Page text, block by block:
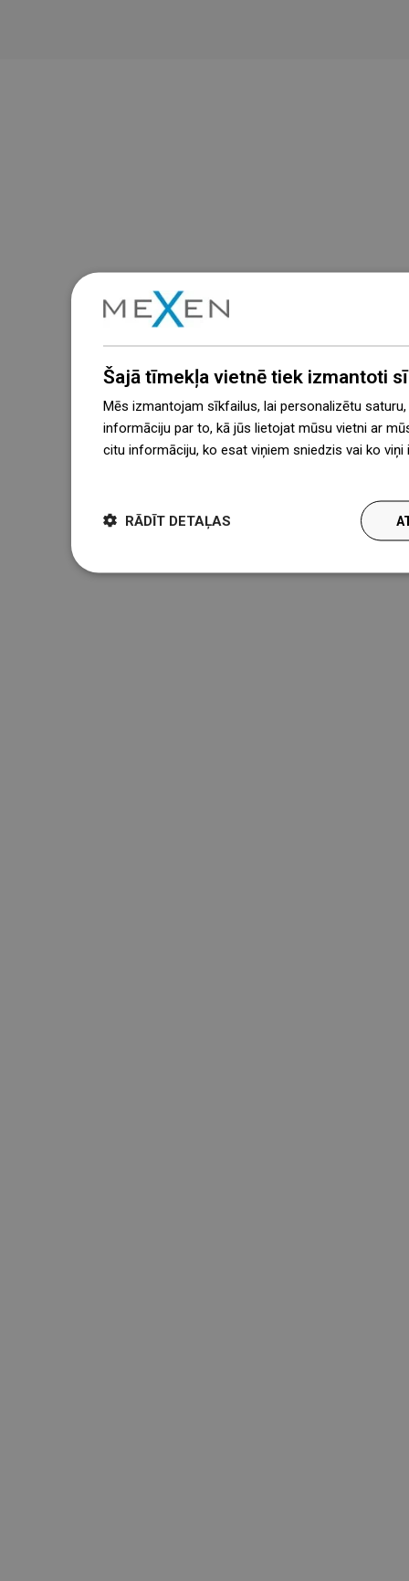
Šajā tīmekļa vietnē tiek izmantoti
Mēs izmantojam sīkfailus, lai personalizētu
informāciju par to, kā jūs lietojat mūsu vietni ar
citu informāciju, ko esat viņiem sniedzis vai ko
RĀDĪT DETAĻAS